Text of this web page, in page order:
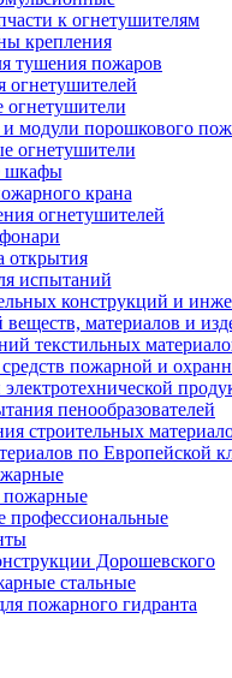
к огнетушителям
крепления
тушения пожаров
огнетушителей
модули порошкового
огнетушители
шкафы
крана
огнетушителей
открытия
испытаний
конструкций и
материалов и
текстильных
пожарной и
пенообразователей
строительных
по Европейской
Дорошевского
стальные
пожарного гидранта